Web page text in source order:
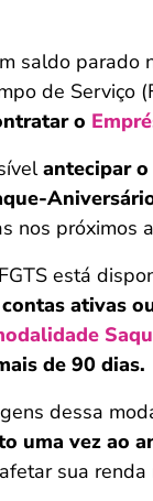
saldo parado
de Serviço
o
antecipar
nos próximos
está
ativas
de 90 dias.
dessa
uma vez ao
sua renda